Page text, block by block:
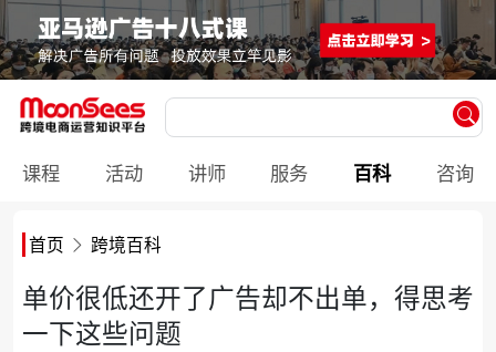
课程 活动 讲师 服务 百科 咨询
首页 跨境百科
单价很低还开了广告却不出单，得思考
一下这些问题